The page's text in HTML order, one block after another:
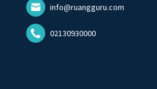
info@ruangguru.com
02130930000